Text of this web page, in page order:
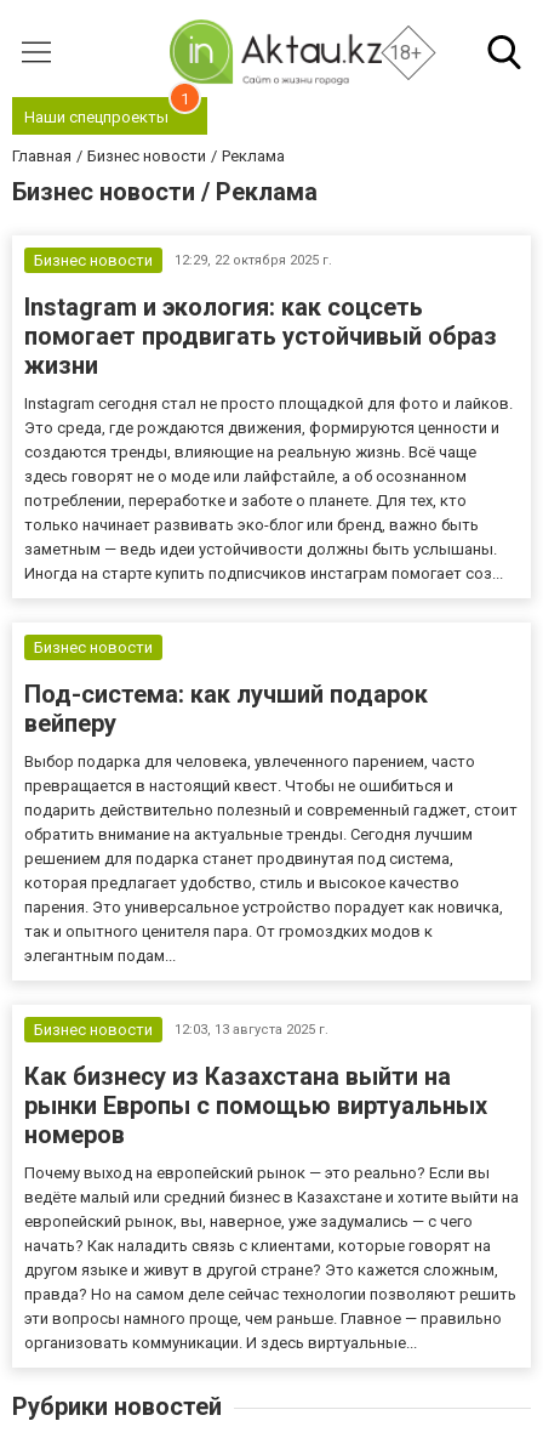
18+
Наши спецпроекты
1
Главная Бизнес новости Реклама
Бизнес новости / Реклама
Бизнес новости 12:29, 22 октября 2025 г.
Instagram и экология: как соцсеть
помогает продвигать устойчивый образ
жизни
Instagram сегодня стал не просто площадкой для фото и лайков.
Это среда, где рождаются движения, формируются ценности и
создаются тренды, влияющие на реальную жизнь. Всё чаще
здесь говорят не о моде или лайфстайле, а об осознанном
потреблении, переработке и заботе о планете. Для тех, кто
только начинает развивать эко-блог или бренд, важно быть
заметным — ведь идеи устойчивости должны быть услышаны.
Иногда на старте купить подписчиков инстаграм помогает соз...
Бизнес новости
Под-система: как лучший подарок
вейперу
Выбор подарка для человека, увлеченного парением, часто
превращается в настоящий квест. Чтобы не ошибиться и
подарить действительно полезный и современный гаджет, стоит
обратить внимание на актуальные тренды. Сегодня лучшим
решением для подарка станет продвинутая под система,
которая предлагает удобство, стиль и высокое качество
парения. Это универсальное устройство порадует как новичка,
так и опытного ценителя пара. От громоздких модов к
элегантным подам...
Бизнес новости 12:03, 13 августа 2025 г.
Как бизнесу из Казахстана выйти на
рынки Европы с помощью виртуальных
номеров
Почему выход на европейский рынок — это реально? Если вы
ведёте малый или средний бизнес в Казахстане и хотите выйти на
европейский рынок, вы, наверное, уже задумались — с чего
начать? Как наладить связь с клиентами, которые говорят на
другом языке и живут в другой стране? Это кажется сложным,
правда? Но на самом деле сейчас технологии позволяют решить
эти вопросы намного проще, чем раньше. Главное — правильно
организовать коммуникации. И здесь виртуальные...
Рубрики новостей